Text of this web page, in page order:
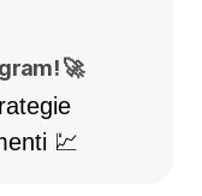
🚀
💹